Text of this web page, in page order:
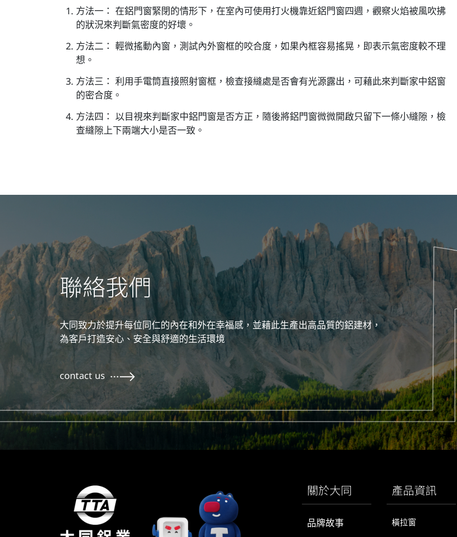
方法一： 在鋁門窗緊閉的情形下，在室內可使用打火機靠近鋁門窗四週，觀察火焰被風吹拂
的狀況來判斷氣密度的好壞。
方法二： 輕微搖動內窗，測試內外窗框的咬合度，如果內框容易搖晃，即表示氣密度較不理
想。
方法三： 利用手電筒直接照射窗框，檢查接縫處是否會有光源露出，可藉此來判斷家中鋁窗
的密合度。
方法四： 以目視來判斷家中鋁門窗是否方正，隨後將鋁門窗微微開啟只留下一條小縫隙，檢
查縫隙上下兩端大小是否一致。
聯絡我們
大同致力於提升每位同仁的內在和外在幸福感，並藉此生產出高品質的鋁建材，
為客戶打造安心、安全與舒適的生活環境
contact us
關於大同
品牌故事
產品資訊
橫拉窗